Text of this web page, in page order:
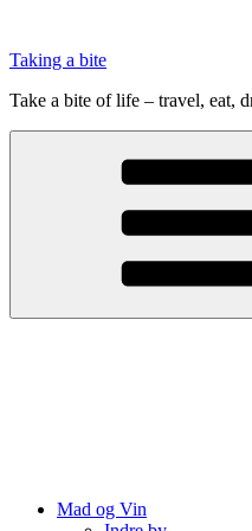
indhold
Taking a bite
Take a bite of life – travel, eat,
Mad og Vin